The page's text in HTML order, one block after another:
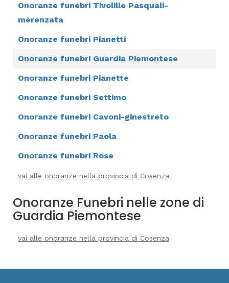
Onoranze funebri Tivolille Pasquali-
merenzata
Onoranze funebri Pianetti
Onoranze funebri Guardia Piemontese
Onoranze funebri Pianette
Onoranze funebri Settimo
Onoranze funebri Cavoni-ginestreto
Onoranze funebri Paola
Onoranze funebri Rose
vai alle onoranze nella provincia di Cosenza
Onoranze Funebri nelle zone di
Guardia Piemontese
vai alle onoranze nella provincia di Cosenza